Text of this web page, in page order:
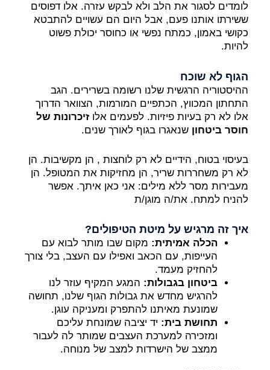
לומדים לסגור את הלב ולא לבקש עזרה. אלו דפוסים
ששירתו אותנו פעם, אבל היום הם עשויים להתבטא
כקושי באמון, כמתח נפשי או כחוסר יכולת פשוט
להיות.
הגוף לא שוכח
ההיסטוריה הרגשית שלנו רשומה בשרירים. הגב
התחתון המכווץ, הכתפיים המורמות, הצוואר הדרוך
אלו לא רק בעיות פיזיות. לפעמים אלוזיכרונות של
חוסר ביטחון שנאגרו בגוף לאורך שנים.
בעיסוי בטוח, הידיים לא רק לוחצות , הן מקשיבות. הן
לא רק משחררות שריר, הן מחזיקות את המטופל. הן
מעבירות מסר ללא מילים: אני כאן איתך. אפשר
להניח למתח. את/ה מוגן/ת
איך זה מרגיש על מיטת הטיפולים?
הכלה אמיתית: מקום שבו מותר לבוא עם
העייפות, עם הכאב ואפילו עם העצב, בלי צורך
להחזיק מעמד.
ביטחון בגבולות: המגע המקיף עוזר לנו
להרגיש מחדש את גבולות הגוף שלנו, תחושה
שמונעת מאיתנו להתפרק ומעניקה עוגן.
תחושת בית: יד יציבה שמונחת עליכם
ומזכירה למערכת העצבים שמותר לה לעבור
ממצב של הישרדות למצב של מנוחה.